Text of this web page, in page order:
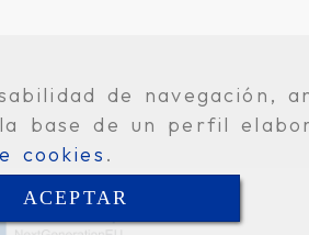
de navegación,
base de un perfil
cookies .
ACEPTAR